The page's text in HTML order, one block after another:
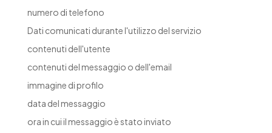
numero di telefono
Dati comunicati durante l'utilizzo del servizio
contenuti dell'utente
contenuti del messaggio o dell'email
immagine di profilo
data del messaggio
ora in cui il messaggio è stato inviato